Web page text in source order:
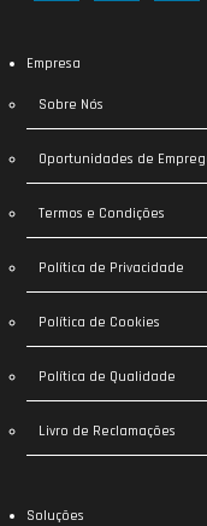
Empresa
Sobre Nós
Oportunidades de
Termos e Condições
Política de Privacidade
Política de Cookies
Política de Qualidade
Livro de Reclamações
Soluções